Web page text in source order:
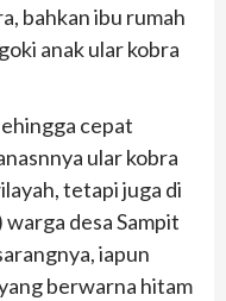
bahkan ibu rumah
anak ular kobra
cepat
ular kobra
tetapi juga di
desa Sampit
iapun
berwarna hitam